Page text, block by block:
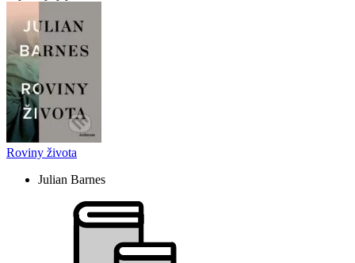
Roviny života
Julian Barnes